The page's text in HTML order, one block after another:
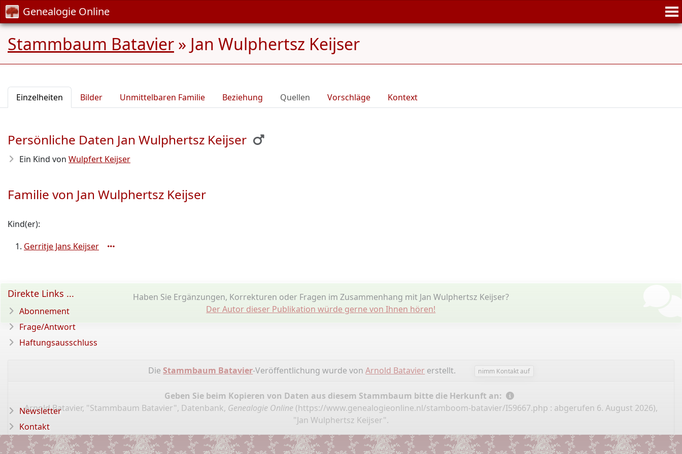
Genealogie Online
Stammbaum Batavier » Jan Wulphertsz Keijser
Einzelheiten Bilder Unmittelbaren Familie Beziehung Quellen Vorschläge Kontext
Persönliche Daten Jan Wulphertsz Keijser
Ein Kind von Wulpfert Keijser
Familie von Jan Wulphertsz Keijser
Kind(er):
Gerritje Jans Keijser
Haben Sie Ergänzungen, Korrekturen oder Fragen im Zusammenhang mit Jan Wulphertsz Keijser?
Der Autor dieser Publikation würde gerne von Ihnen hören!
DieStammbaum Batavier-Veröffentlichung wurde vonArnold Batavier erstellt. nimm Kontakt auf
Geben Sie beim Kopieren von Daten aus diesem Stammbaum bitte die Herkunft an:
Arnold Batavier, "Stammbaum Batavier", Datenbank, Genealogie Online (https://www.genealogieonline.nl/stamboom-batavier/I59667.php : abgerufen 6. August 2026),
"Jan Wulphertsz Keijser".
Direkte Links ...
Abonnement
Frage/Antwort
Haftungsausschluss
Newsletter
Kontakt